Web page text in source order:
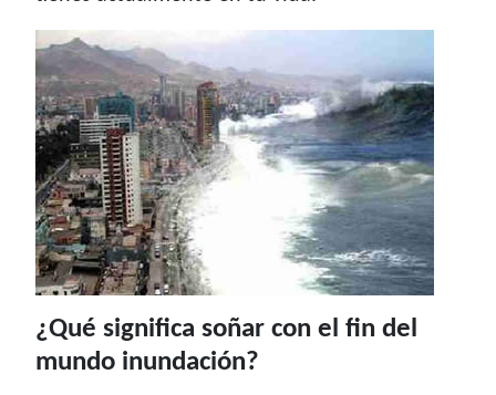
¿Qué significa soñar con el fin del
mundo inundación?